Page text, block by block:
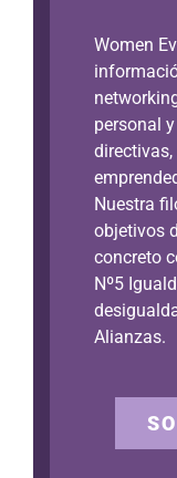
Women
personal
directivas,
Nuestra
objetivos
concreto
Nº5
Alianzas.